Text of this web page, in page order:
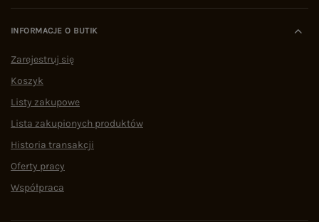
INFORMACJE O BUTIK
Zarejestruj się
Koszyk
Listy zakupowe
Lista zakupionych produktów
Historia transakcji
Oferty pracy
Współpraca